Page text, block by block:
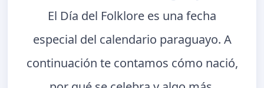
El Día del Folklore es una fecha
especial del calendario paraguayo. A
continuación te contamos cómo nació,